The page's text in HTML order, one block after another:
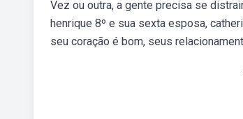
Vez ou outra, a gente precisa se
henrique 8º e sua sexta esposa,
seu coração é bom, seus